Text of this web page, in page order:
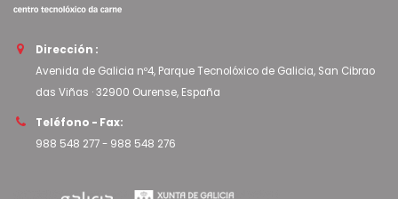
Dirección :
Avenida de Galicia nº4, Parque Tecnolóxico de Galicia, San Cibrao
das Viñas · 32900 Ourense, España
Teléfono - Fax:
988 548 277- 988 548 276